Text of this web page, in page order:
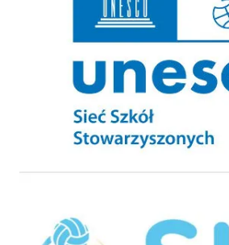
Szkolny Klub Sportowy